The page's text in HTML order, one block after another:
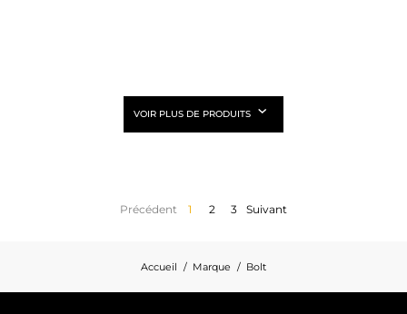
VOIR PLUS DE PRODUITS
Précédent 1 2 3 Suivant
Accueil Marque Bolt